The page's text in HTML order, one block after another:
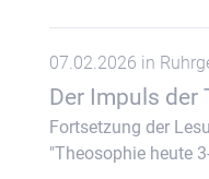
07.02.2026 in
Der Impuls der
Fortsetzung der
"Theosophie heute